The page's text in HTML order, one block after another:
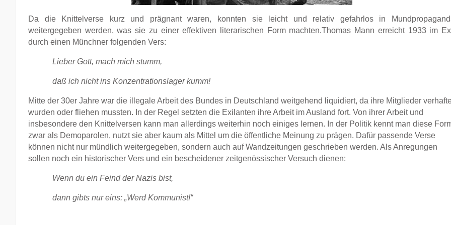
Da die Knittelverse kurz und prägnant waren, konnten sie leicht und relativ gefahrlos in
weitergegeben werden, was sie zu einer effektiven literarischen Form machten.Thomas Mann erreicht 1933 im
durch einen Münchner folgenden Vers:
Lieber Gott, mach mich stumm,
daß ich nicht ins Konzentrationslager kumm!
Mitte der 30er Jahre war die illegale Arbeit des Bundes in Deutschland weitgehend liquidiert, da ihre Mitglieder
wurden oder fliehen mussten. In der Regel setzten die Exilanten ihre Arbeit im Ausland fort. Von ihrer Arbeit und
insbesondere den Knittelversen kann man allerdings weiterhin noch einiges lernen. In der Politik kennt man diese
zwar als Demoparolen, nutzt sie aber kaum als Mittel um die öffentliche Meinung zu prägen. Dafür passende Verse
können nicht nur mündlich weitergegeben, sondern auch auf Wandzeitungen geschrieben werden. Als Anregungen
sollen noch ein historischer Vers und ein bescheidener zeitgenössischer Versuch dienen:
Wenn du ein Feind der Nazis bist,
dann gibts nur eins: „Werd Kommunist!“